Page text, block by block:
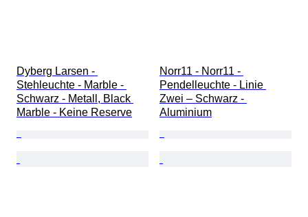
Dyberg Larsen -
Stehleuchte - Marble -
Schwarz - Metall, Black
Marble - Keine Reserve
Norr11 - Norr11 -
Pendelleuchte - Linie
Zwei – Schwarz -
Aluminium